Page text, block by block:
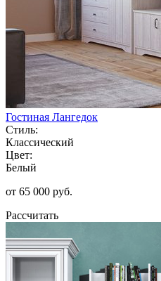
Гостиная Лангедок
Стиль:
Классический
Цвет:
Белый
от 65 000 руб.
Рассчитать